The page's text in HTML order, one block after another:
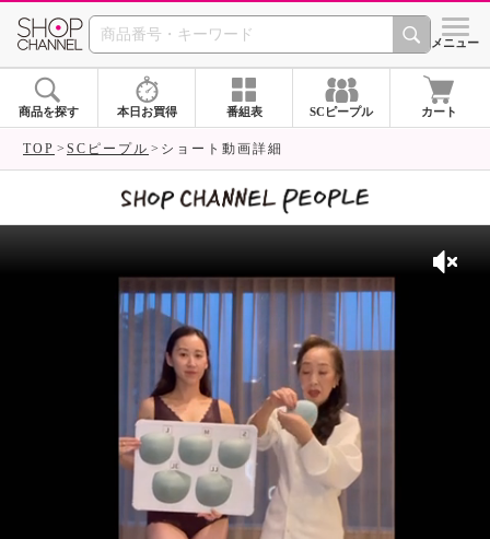
SHOP CHANNEL シメニュー
商品を探す 本日お買得 番組表 SCピープル カート
TOP SCピープル ショート動画詳細